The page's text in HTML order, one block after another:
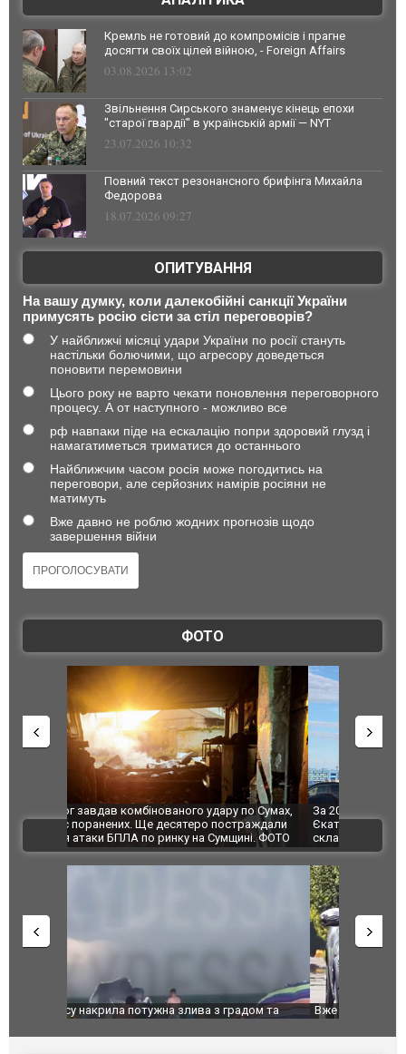
Кремль не готовий до компромісів і прагне
досягти своїх цілей війною, - Foreign Affairs
03.08.2026 13:02
Звільнення Сирського знаменує кінець епохи
"старої гвардії" в українській армії — NYT
23.07.2026 10:32
Повний текст резонансного брифінга Михайла
Федорова
18.07.2026 09:27
ОПИТУВАННЯ
На вашу думку, коли далекобійні санкції України
примусять росію сісти за стіл переговорів?
У найближчі місяці удари України по росії стануть
настільки болючими, що агресору доведеться
поновити перемовини
Цього року не варто чекати поновлення переговорного
процесу. А от наступного - можливо все
рф навпаки піде на ескалацію попри здоровий глузд і
намагатиметься триматися до останнього
Найближчим часом росія може погодитись на
переговори, але серйозних намірів росіяни не
матимуть
Вже давно не роблю жодних прогнозів щодо
завершення війни
ФОТО
За 2000 кілометрів від кордону з Україною: в
Єкатеринбурзі після атаки дронів загорівся
склад Wildberries. ФОТО. ВІДЕО
"Мої
ВІДЕО
Вже вивели на тести: Ferrari готує оновлення
Вийшов
фільму